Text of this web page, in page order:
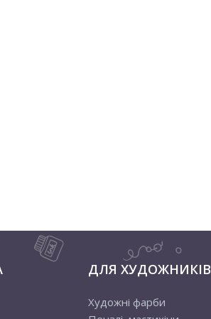
ДЛЯ ХУДОЖНИКІВ
Художні фарби